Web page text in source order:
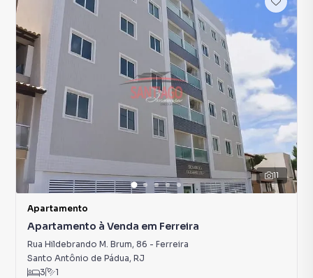
11
Apartamento
Apartamento à Venda em Ferreira
Rua Hildebrando M. Brum, 86 - Ferreira
Santo Antônio de Pádua, RJ
3
1